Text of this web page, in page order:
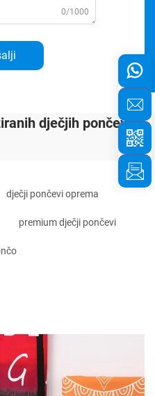
0/1000
dječjih pončeva
dječji pončevi oprema
premium dječji pončevi